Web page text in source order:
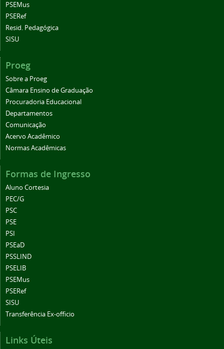
PSEMus
PSERef
Resid. Pedagógica
SISU
Proeg
Sobre a Proeg
Câmara Ensino de Graduação
Procuradoria Educacional
Departamentos
Comunicação
Acervo Acadêmico
Normas Acadêmicas
Formas de Ingresso
Aluno Cortesia
PEC/G
PSC
PSE
PSI
PSEaD
PSSLIND
PSELIB
PSEMus
PSERef
SISU
Transferência Ex-officio
Links Úteis